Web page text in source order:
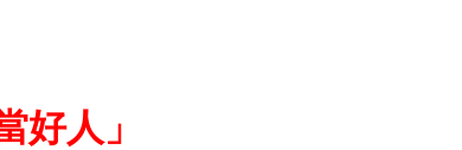
好人」